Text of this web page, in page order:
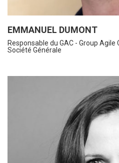
EMMANUEL DUMONT
Responsable du GAC - Group Agile
Société Générale